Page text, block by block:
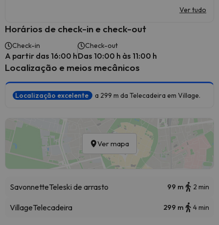
Ver tudo
Horários de check-in e check-out
Check-in
A partir das 16:00 h
Check-out
Das 10:00 h às 11:00 h
Localização e meios mecânicos
Localização excelente a 299 m da Telecadeira em Village.
Ver mapa
SavonnetteTeleski de arrasto 99 m 2 min
VillageTelecadeira 299 m 4 min